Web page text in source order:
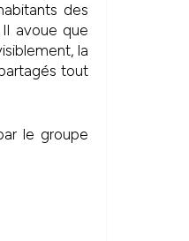
des
avoue que
la
tout
le groupe